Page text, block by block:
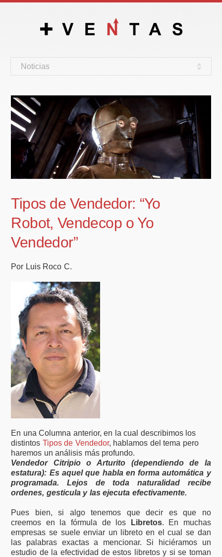
Noticias
Tipos de Vendedor: “Yo
Robot, Vendecop o Yo
Vendedor”
Por Luis Roco C.
En una Columna anterior, en la cual describimos los
distintos Tipos de Vendedor, hablamos del tema pero
haremos un análisis más profundo.
Vendedor Citripio o Arturito (dependiendo de la
estatura): Es aquel que habla en forma automática y
programada. Lejos de toda naturalidad recibe
ordenes, gesticula y las ejecuta efectivamente.
Pues bien, si algo tenemos que decir es que no
creemos en la fórmula de los
Libretos. En muchas
empresas se suele enviar un libreto en el cual se dan
las palabras exactas a mencionar. Si hiciéramos un
estudio de la efectividad de estos libretos y si se toman